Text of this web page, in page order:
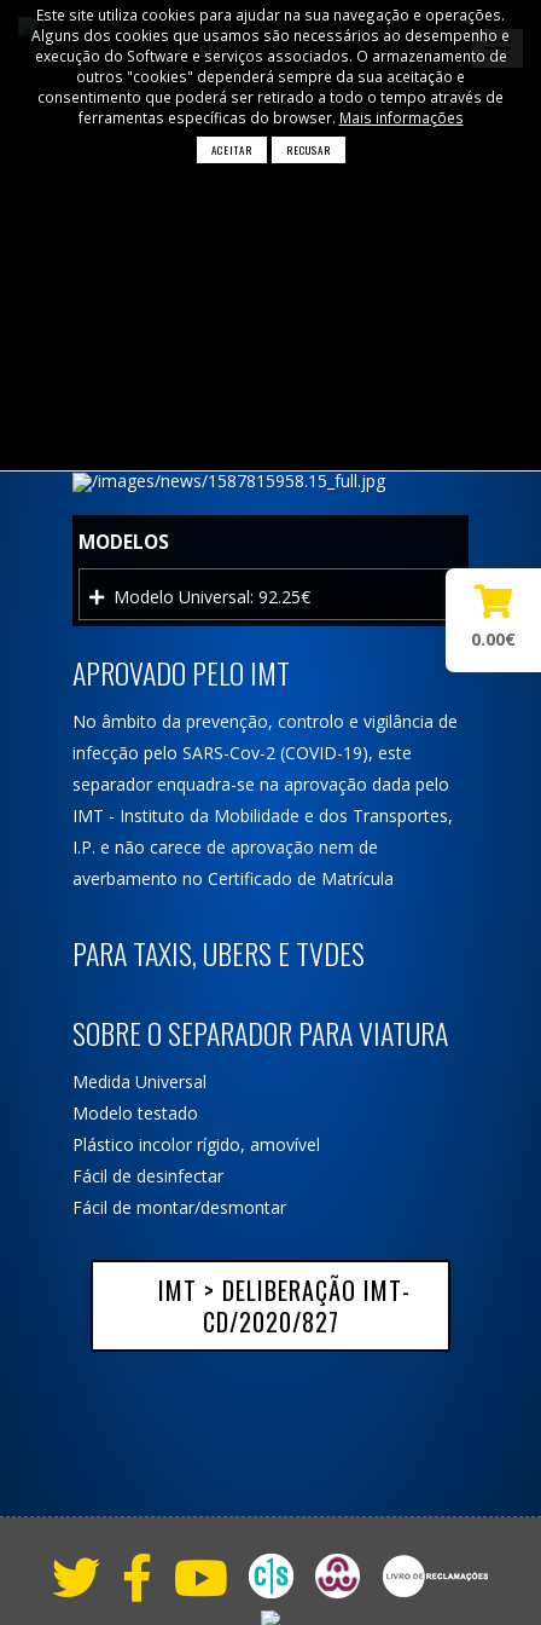
Este site utiliza cookies para ajudar na sua navegação e operações.
Alguns dos cookies que usamos são necessários ao desempenho e
execução do Software e serviços associados. O armazenamento de
outros "cookies" dependerá sempre da sua aceitação e
consentimento que poderá ser retirado a todo o tempo através de
ferramentas específicas do browser. Mais informações
ACEITAR RECUSAR
EN
0.00€
MODELOS
Modelo Universal: 92.25€
APROVADO PELO IMT
No âmbito da prevenção, controlo e vigilância de
infecção pelo SARS-Cov-2 (COVID-19), este
separador enquadra-se na aprovação dada pelo
IMT - Instituto da Mobilidade e dos Transportes,
I.P. e não carece de aprovação nem de
averbamento no Certificado de Matrícula
PARA TAXIS, UBERS E TVDES
SOBRE O SEPARADOR PARA VIATURA
Medida Universal
Modelo testado
Plástico incolor rígido, amovível
Fácil de desinfectar
Fácil de montar/desmontar
IMT > DELIBERAÇÃO IMT-
CD/2020/827